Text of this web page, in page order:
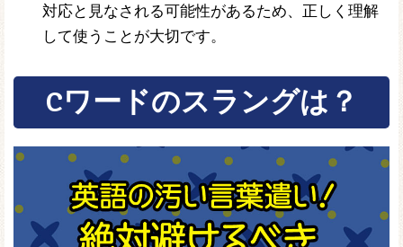
対応と見なされる可能性があるため、正しく理解
して使うことが大切です。
Cワードのスラングは？